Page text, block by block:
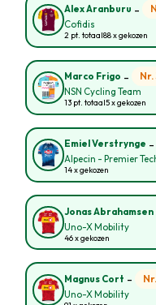
Alex Aranburu -
Cofidis
2 pt. totaal88 x gekozen
Marco Frigo - Nr.
NSN Cycling Team
13 pt. totaal5 x gekozen
Emiel Verstrynge -
Alpecin - Premier
14 x gekozen
Jonas Abrahamsen
Uno-X Mobility
46 x gekozen
Magnus Cort -
Uno-X Mobility